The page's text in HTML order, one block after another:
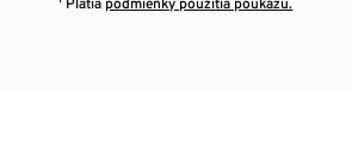
¹ Platia podmienky použitia poukazu.